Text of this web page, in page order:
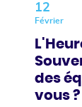
12
Février
des
vous ?